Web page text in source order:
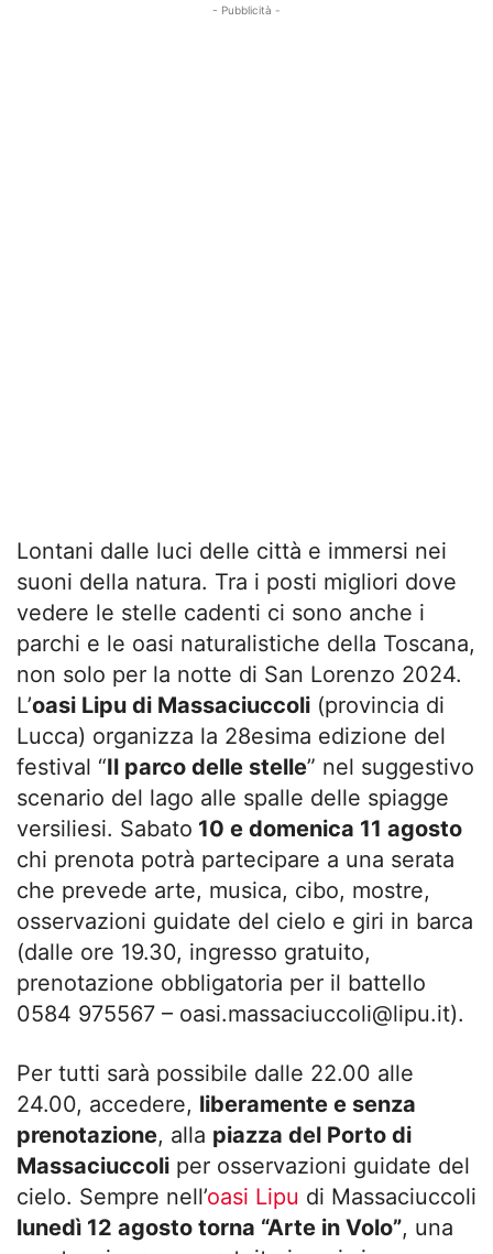
- Pubblicità -
Lontani dalle luci delle città e immersi nei
suoni della natura. Tra i posti migliori dove
vedere le stelle cadenti ci sono anche i
parchi e le oasi naturalistiche della Toscana,
non solo per la notte di San Lorenzo 2024.
L’oasi Lipu di Massaciuccoli (provincia di
Lucca) organizza la 28esima edizione del
festival “Il parco delle stelle” nel suggestivo
scenario del lago alle spalle delle spiagge
versiliesi. Sabato 10 e domenica 11 agosto
chi prenota potrà partecipare a una serata
che prevede arte, musica, cibo, mostre,
osservazioni guidate del cielo e giri in barca
(dalle ore 19.30, ingresso gratuito,
prenotazione obbligatoria per il battello
0584 975567 – oasi.massaciuccoli@lipu.it).
Per tutti sarà possibile dalle 22.00 alle
24.00, accedere, liberamente e senza
prenotazione, alla piazza del Porto di
Massaciuccoli per osservazioni guidate del
cielo. Sempre nell’oasi Lipu di Massaciuccoli
lunedì 12 agosto torna “Arte in Volo”, una